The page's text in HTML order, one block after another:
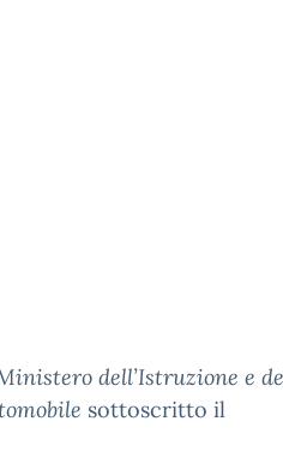
dell’Istruzione e
sottoscritto il